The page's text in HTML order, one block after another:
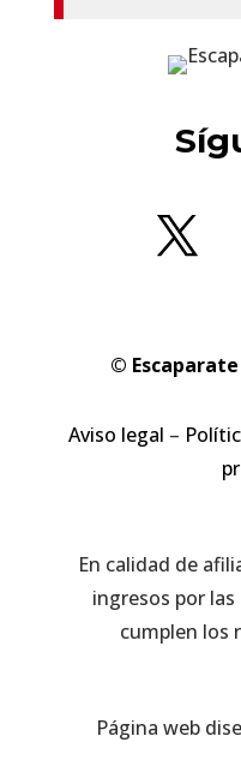
©
Aviso legal –
En calidad de
ingresos por
cumplen los
Página web